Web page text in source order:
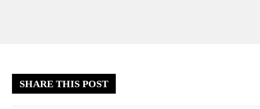
SHARE THIS POST